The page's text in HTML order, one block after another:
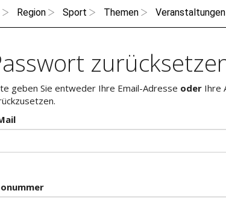
Region Sport Themen Veranstaltungen